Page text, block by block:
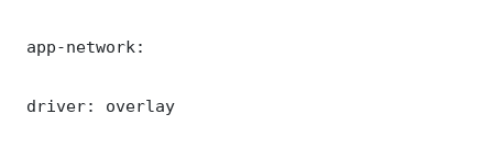
app-network:
driver: overlay